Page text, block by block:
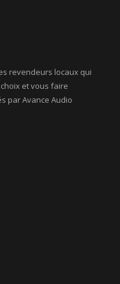
revendeurs locaux qui
et vous faire
par Avance Audio